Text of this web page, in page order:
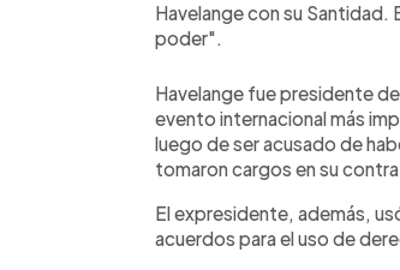
Havelange con su Santidad.
poder".
Havelange fue presidente de
evento internacional más
luego de ser acusado de
tomaron cargos en su
El expresidente, además,
acuerdos para el uso de